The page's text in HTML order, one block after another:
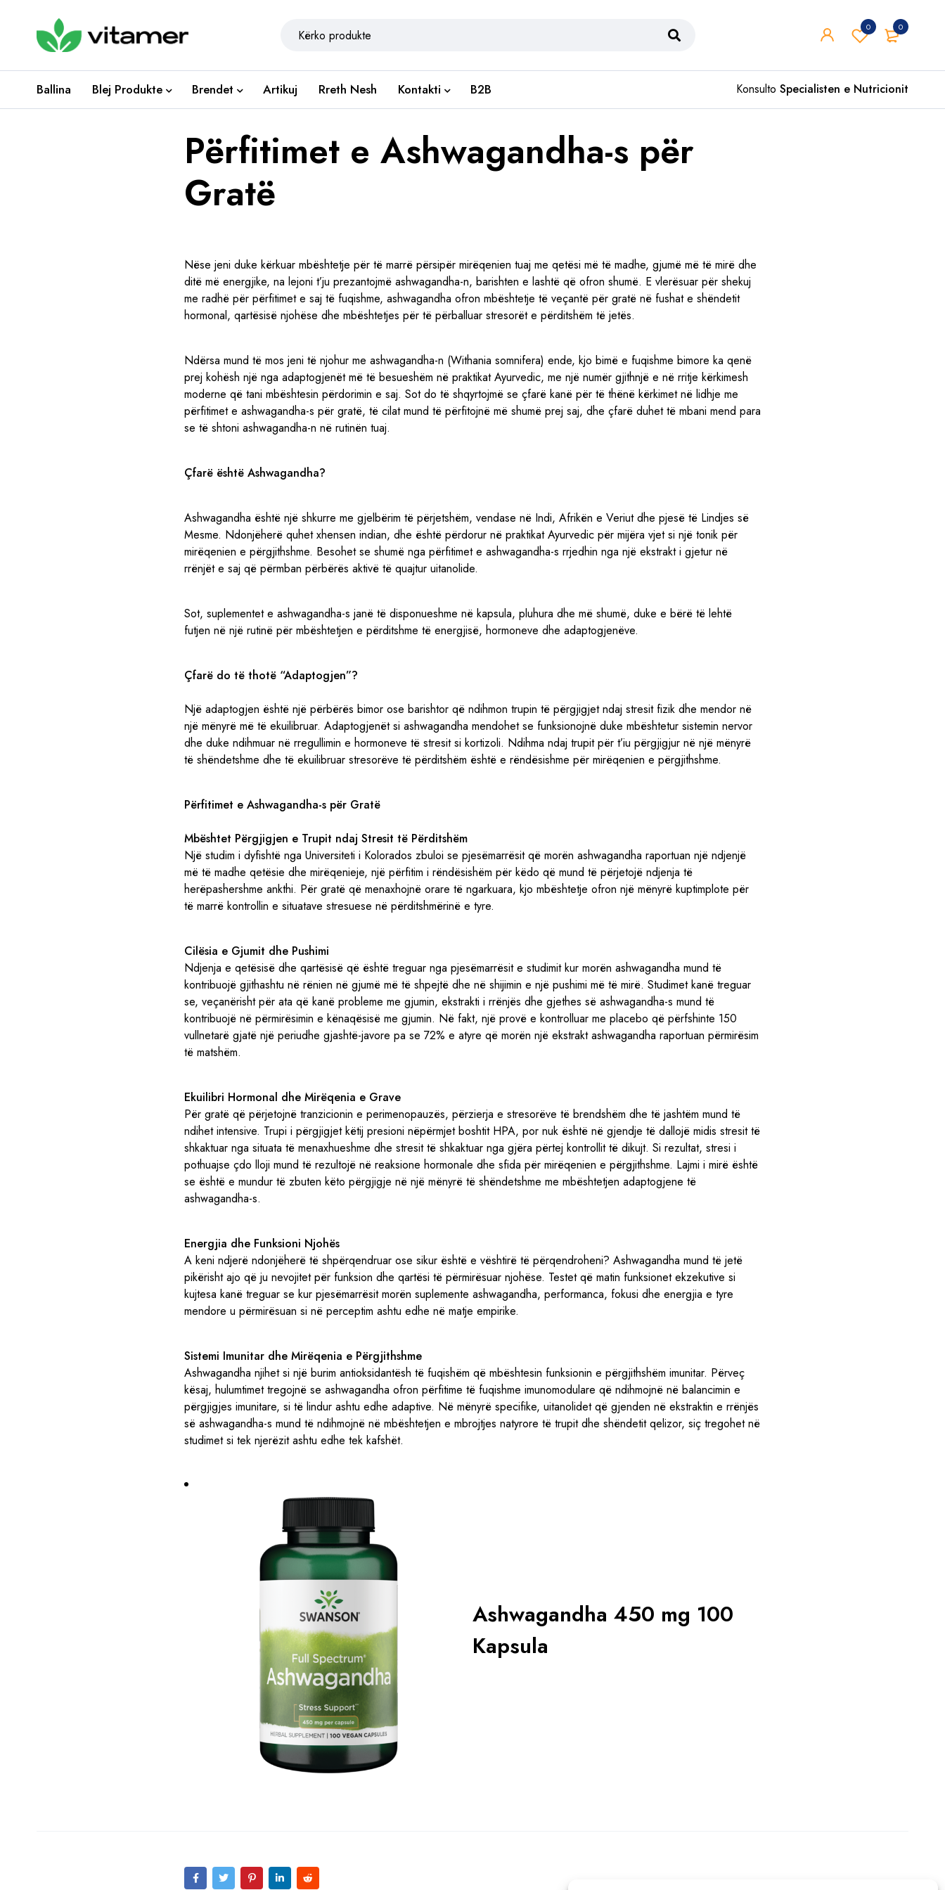
0
0
Ballina Blej Produkte Brendet Artikuj Rreth Nesh Kontakti B2B Konsulto Specialisten e Nutricionit
Përfitimet e Ashwagandha-s për
Gratë
Nëse jeni duke kërkuar mbështetje për të marrë përsipër mirëqenien tuaj me qetësi më të madhe, gjumë më të mirë dhe
ditë më energjike, na lejoni t’ju prezantojmë ashwagandha-n, barishten e lashtë që ofron shumë. E vlerësuar për shekuj
me radhë për përfitimet e saj të fuqishme, ashwagandha ofron mbështetje të veçantë për gratë në fushat e shëndetit
hormonal, qartësisë njohëse dhe mbështetjes për të përballuar stresorët e përditshëm të jetës.
Ndërsa mund të mos jeni të njohur me ashwagandha-n (Withania somnifera) ende, kjo bimë e fuqishme bimore ka qenë
prej kohësh një nga adaptogjenët më të besueshëm në praktikat Ayurvedic, me një numër gjithnjë e në rritje kërkimesh
moderne që tani mbështesin përdorimin e saj. Sot do të shqyrtojmë se çfarë kanë për të thënë kërkimet në lidhje me
përfitimet e ashwagandha-s për gratë, të cilat mund të përfitojnë më shumë prej saj, dhe çfarë duhet të mbani mend para
se të shtoni ashwagandha-n në rutinën tuaj.
Çfarë është Ashwagandha?
Ashwagandha është një shkurre me gjelbërim të përjetshëm, vendase në Indi, Afrikën e Veriut dhe pjesë të Lindjes së
Mesme. Ndonjëherë quhet xhensen indian, dhe është përdorur në praktikat Ayurvedic për mijëra vjet si një tonik për
mirëqenien e përgjithshme. Besohet se shumë nga përfitimet e ashwagandha-s rrjedhin nga një ekstrakt i gjetur në
rrënjët e saj që përmban përbërës aktivë të quajtur uitanolide.
Sot, suplementet e ashwagandha-s janë të disponueshme në kapsula, pluhura dhe më shumë, duke e bërë të lehtë
futjen në një rutinë për mbështetjen e përditshme të energjisë, hormoneve dhe adaptogjenëve.
Çfarë do të thotë “Adaptogjen”?
Një adaptogjen është një përbërës bimor ose barishtor që ndihmon trupin të përgjigjet ndaj stresit fizik dhe mendor në
një mënyrë më të ekuilibruar. Adaptogjenët si ashwagandha mendohet se funksionojnë duke mbështetur sistemin nervor
dhe duke ndihmuar në rregullimin e hormoneve të stresit si kortizoli. Ndihma ndaj trupit për t’iu përgjigjur në një mënyrë
të shëndetshme dhe të ekuilibruar stresorëve të përditshëm është e rëndësishme për mirëqenien e përgjithshme.
Përfitimet e Ashwagandha-s për Gratë
Mbështet Përgjigjen e Trupit ndaj Stresit të Përditshëm
Një studim i dyfishtë nga Universiteti i Kolorados zbuloi se pjesëmarrësit që morën ashwagandha raportuan një ndjenjë
më të madhe qetësie dhe mirëqenieje, një përfitim i rëndësishëm për këdo që mund të përjetojë ndjenja të
herëpashershme ankthi. Për gratë që menaxhojnë orare të ngarkuara, kjo mbështetje ofron një mënyrë kuptimplote për
të marrë kontrollin e situatave stresuese në përditshmërinë e tyre.
Cilësia e Gjumit dhe Pushimi
Ndjenja e qetësisë dhe qartësisë që është treguar nga pjesëmarrësit e studimit kur morën ashwagandha mund të
kontribuojë gjithashtu në rënien në gjumë më të shpejtë dhe në shijimin e një pushimi më të mirë. Studimet kanë treguar
se, veçanërisht për ata që kanë probleme me gjumin, ekstrakti i rrënjës dhe gjethes së ashwagandha-s mund të
kontribuojë në përmirësimin e kënaqësisë me gjumin. Në fakt, një provë e kontrolluar me placebo që përfshinte 150
vullnetarë gjatë një periudhe gjashtë-javore pa se 72% e atyre që morën një ekstrakt ashwagandha raportuan përmirësim
të matshëm.
Ekuilibri Hormonal dhe Mirëqenia e Grave
Për gratë që përjetojnë tranzicionin e perimenopauzës, përzierja e stresorëve të brendshëm dhe të jashtëm mund të
ndihet intensive. Trupi i përgjigjet këtij presioni nëpërmjet boshtit HPA, por nuk është në gjendje të dallojë midis stresit të
shkaktuar nga situata të menaxhueshme dhe stresit të shkaktuar nga gjëra përtej kontrollit të dikujt. Si rezultat, stresi i
pothuajse çdo lloji mund të rezultojë në reaksione hormonale dhe sfida për mirëqenien e përgjithshme. Lajmi i mirë është
se është e mundur të zbuten këto përgjigje në një mënyrë të shëndetshme me mbështetjen adaptogjene të
ashwagandha-s.
Energjia dhe Funksioni Njohës
A keni ndjerë ndonjëherë të shpërqendruar ose sikur është e vështirë të përqendroheni? Ashwagandha mund të jetë
pikërisht ajo që ju nevojitet për funksion dhe qartësi të përmirësuar njohëse. Testet që matin funksionet ekzekutive si
kujtesa kanë treguar se kur pjesëmarrësit morën suplemente ashwagandha, performanca, fokusi dhe energjia e tyre
mendore u përmirësuan si në perceptim ashtu edhe në matje empirike.
Sistemi Imunitar dhe Mirëqenia e Përgjithshme
Ashwagandha njihet si një burim antioksidantësh të fuqishëm që mbështesin funksionin e përgjithshëm imunitar. Përveç
kësaj, hulumtimet tregojnë se ashwagandha ofron përfitime të fuqishme imunomodulare që ndihmojnë në balancimin e
përgjigjes imunitare, si të lindur ashtu edhe adaptive. Në mënyrë specifike, uitanolidet që gjenden në ekstraktin e rrënjës
së ashwagandha-s mund të ndihmojnë në mbështetjen e mbrojtjes natyrore të trupit dhe shëndetit qelizor, siç tregohet në
studimet si tek njerëzit ashtu edhe tek kafshët.
Ashwagandha 450 mg 100
Kapsula